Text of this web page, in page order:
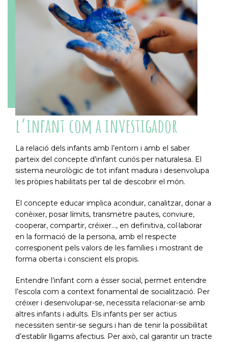
l’infant com a investigador
La relació dels infants amb l’entorn i amb el saber
parteix del concepte d’infant curiós per naturalesa. El
sistema neurològic de tot infant madura i desenvolupa
les pròpies habilitats per tal de descobrir el món.
El concepte educar implica aconduir, canalitzar, donar a
conèixer, posar límits, transmetre pautes, conviure,
cooperar, compartir, créixer..., en definitiva, col·laborar
en la formació de la persona, amb el respecte
corresponent pels valors de les famílies i mostrant de
forma oberta i conscient els propis.
Entendre l’infant com a ésser social, permet entendre
l’escola com a context fonamental de socialització. Per
créixer i desenvolupar-se, necessita relacionar-se amb
altres infants i adults. Els infants per ser actius
necessiten sentir-se segurs i han de tenir la possibilitat
d’establir lligams afectius. Per això, cal garantir un tracte